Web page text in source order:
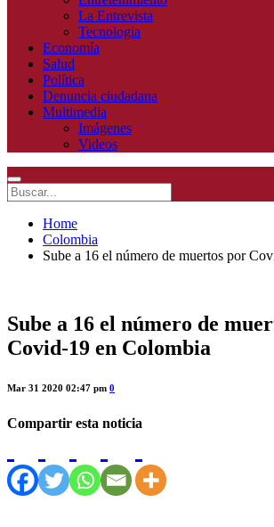
La Entrevista
Tecnologia
Economía
Salud
Política
Denuncia ciudadana
Multimedia
Imágenes
Videos
Home
Colombia
Sube a 16 el número de muertos por
Sube a 16 el número de
Covid-19 en Colombia
Mar 31 2020 02:47 pm 0
Compartir esta noticia